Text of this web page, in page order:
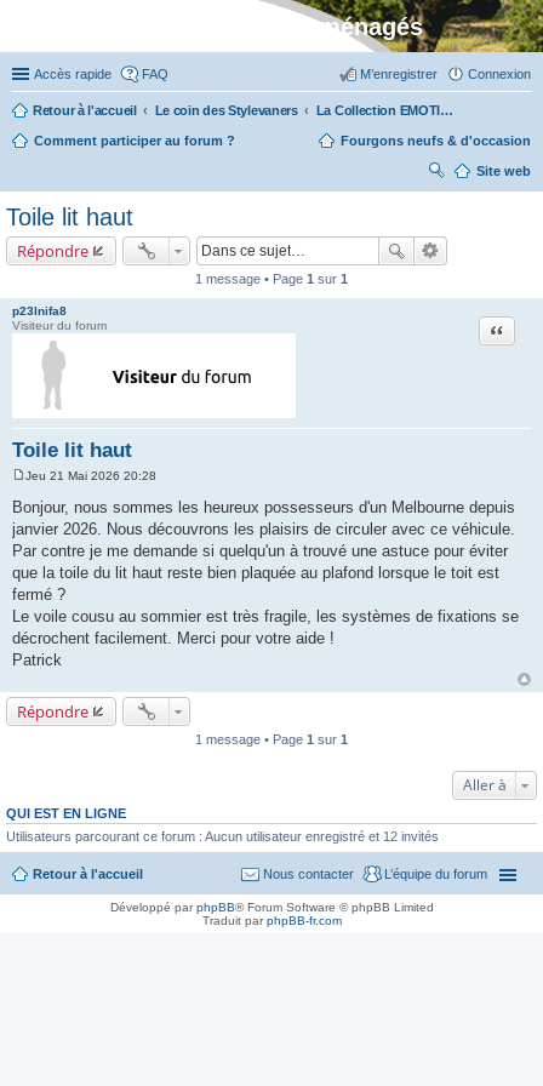
Stylevan - Vans aménagés
Accès rapide FAQ Connexion
M’enregistrer
Retour à l'accueil Le coin des Stylevaners La Collection EMOTION (fabriquée en Vendée chez Fleurette)
Comment participer au forum ? Fourgons neufs & d'occasion
Site web
ch
Toile lit haut
Répondre
1 message • Page 1 sur 1
p23lnifa8
Visiteur du forum
Toile lit haut
Citation
s
s
g
e
Jeu 21 Mai 2026 20:28
Bonjour, nous sommes les heureux possesseurs d'un Melbourne depuis
janvier 2026. Nous découvrons les plaisirs de circuler avec ce véhicule.
Par contre je me demande si quelqu'un à trouvé une astuce pour éviter
que la toile du lit haut reste bien plaquée au plafond lorsque le toit est
fermé ?
Le voile cousu au sommier est très fragile, les systèmes de fixations se
décrochent facilement. Merci pour votre aide !
Patrick
Répondre
1 message • Page 1 sur 1
Aller à
QUI EST EN LIGNE
Utilisateurs parcourant ce forum : Aucun utilisateur enregistré et 12 invités
Retour à l'accueil L’équipe du forum
Nous contacter
Développé parphpBB® Forum Software © phpBB Limited
Traduit parphpBB-fr.com